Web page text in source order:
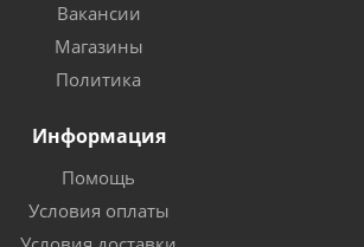
Вакансии
Магазины
Политика
Информация
Помощь
Условия оплаты